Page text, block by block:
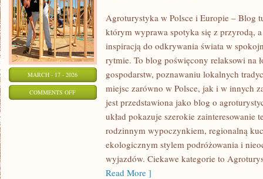
MARCH - 17 - 2026
COMMENTS OFFON
AGROTURYSTYKA
ZAKOCHANYCH
Agroturystyka w Polsce i Europie – Blog
którym wyprawa spotyka się z przyrodą,
inspiracją do odkrywania świata w
rytmie. To blog poświęcony relaksowi na
gospodarstw, poznawaniu lokalnych
miejsc zarówno w Polsce, jak i w innych
jest przedstawiona jako blog o
układ pokazuje szerokie zainteresowanie
rodzinnym wypoczynkiem, regionalną
ekologicznym stylem podróżowania i
wyjazdów. Ciekawe kategorie to
Read More ]